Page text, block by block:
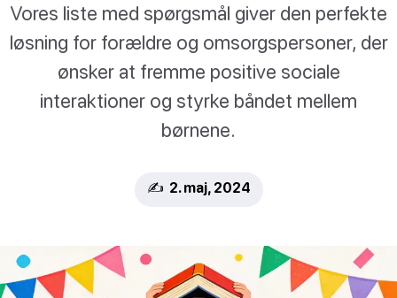
Vores liste med spørgsmål giver den perfekte
løsning for forældre og omsorgspersoner, der
ønsker at fremme positive sociale
interaktioner og styrke båndet mellem
børnene.
✍️ 2. maj, 2024